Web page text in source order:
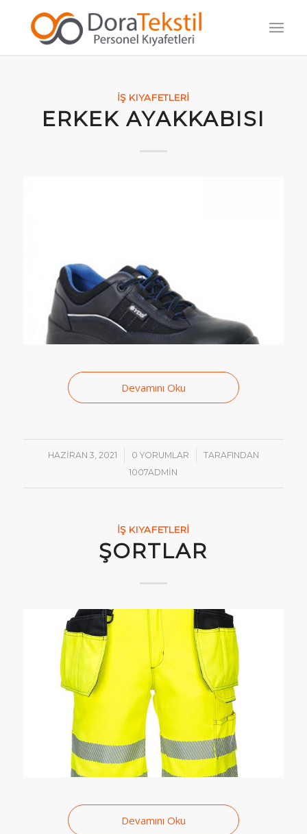
İŞ KIYAFETLERI
ERKEK AYAKKABISI
Devamını Oku
HAZIRAN 3, 2021
/ 0 YORUMLAR
/
TARAFINDAN
1007ADMIN
İŞ KIYAFETLERI
ŞORTLAR
Devamını Oku